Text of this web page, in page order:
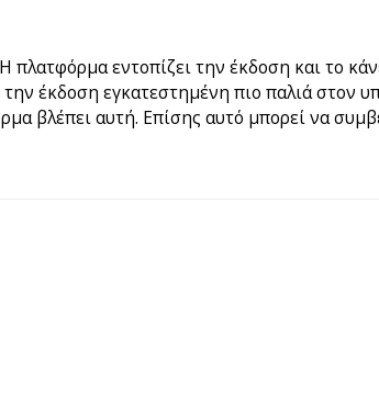
πλατφόρμα εντοπίζει την έκδοση και το
έκδοση εγκατεστημένη πιο παλιά στον
βλέπει αυτή. Επίσης αυτό μπορεί να